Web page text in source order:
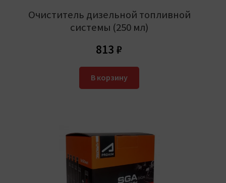
Очиститель дизельной топливной
системы (250 мл)
813 ₽
В корзину